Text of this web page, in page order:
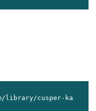
library/cusper-ka